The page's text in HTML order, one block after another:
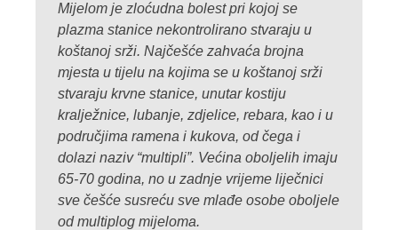
Mijelom je zloćudna bolest pri kojoj se
plazma stanice nekontrolirano stvaraju u
koštanoj srži. Najčešće zahvaća brojna
mjesta u tijelu na kojima se u koštanoj srži
stvaraju krvne stanice, unutar kostiju
kralježnice, lubanje, zdjelice, rebara, kao i u
područjima ramena i kukova, od čega i
dolazi naziv “multipli”. Većina oboljelih imaju
65-70 godina, no u zadnje vrijeme liječnici
sve češće susreću sve mlađe osobe oboljele
od multiplog mijeloma.